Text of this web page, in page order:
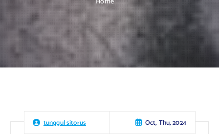
tunggul sitorus Oct, Thu, 2024